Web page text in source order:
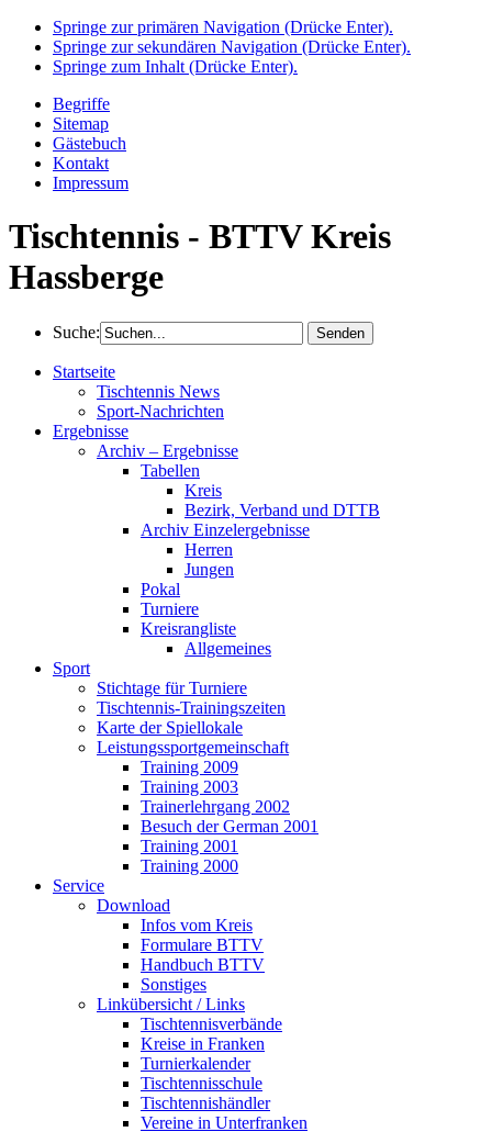
Springe zur primären Navigation (Drücke Enter).
Springe zur sekundären Navigation (Drücke Enter).
Springe zum Inhalt (Drücke Enter).
Begriffe
Sitemap
Gästebuch
Kontakt
Impressum
Tischtennis - BTTV Kreis
Hassberge
Suche:
Startseite
Tischtennis News
Sport-Nachrichten
Ergebnisse
Archiv – Ergebnisse
Tabellen
Kreis
Bezirk, Verband und DTTB
Archiv Einzelergebnisse
Herren
Jungen
Pokal
Turniere
Kreisrangliste
Allgemeines
Sport
Stichtage für Turniere
Tischtennis-Trainingszeiten
Karte der Spiellokale
Leistungssportgemeinschaft
Training 2009
Training 2003
Trainerlehrgang 2002
Besuch der German 2001
Training 2001
Training 2000
Service
Download
Infos vom Kreis
Formulare BTTV
Handbuch BTTV
Sonstiges
Linkübersicht / Links
Tischtennisverbände
Kreise in Franken
Turnierkalender
Tischtennisschule
Tischtennishändler
Vereine in Unterfranken